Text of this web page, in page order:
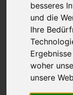
besseres
und die
Ihre
woher
unsere
Impressum
Rechtsform: